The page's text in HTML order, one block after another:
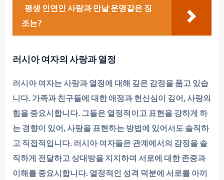
평생 인연인 사람과 만날 운명같은 징
조는?
러시아 여자의 사랑과 열정
러시아 여자는 사랑과 열정에 대해 깊은 감정을 품고 있습
니다. 가족과 친구들에 대한 애정과 헌신심이 깊어, 사랑의
힘을 중요시합니다. 그들은 열정적이고 표현을 강하게 하
는 경향이 있어, 사랑을 표현하는 방법에 있어서도 솔직하
고 직접적입니다. 러시아 여자들은 관계에서의 감정을 솔
직하게 전달하고 상대방을 지지하며 서로에 대한 존중과
이해를 중요시합니다. 열정적인 성격 덕분에 서로를 아끼